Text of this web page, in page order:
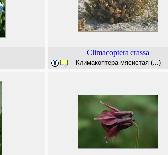
Climacoptera crassa
Климакоптера мясистая (...)